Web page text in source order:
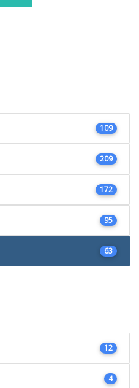
109
209
172
95
63
12
4